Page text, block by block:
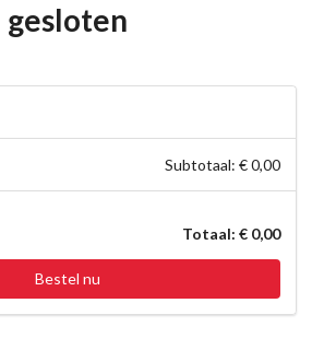
gesloten
Subtotaal: € 0,00
Totaal: € 0,00
Bestel nu